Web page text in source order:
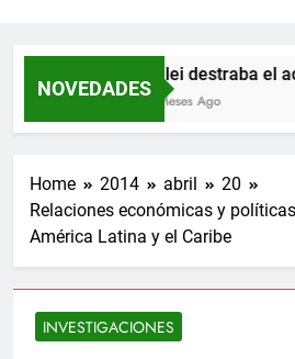
NOVEDADES
Milei destraba el
5 Meses Ago
Home 2014 abril
20
Relaciones económicas y
América Latina y el Caribe
INVESTIGACIONES